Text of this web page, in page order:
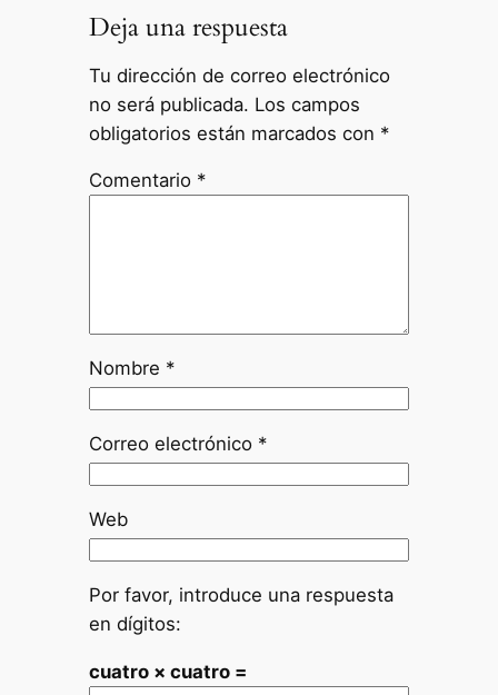
Deja una respuesta
Tu dirección de correo electrónico
no será publicada. Los campos
obligatorios están marcados con *
Comentario *
Nombre *
Correo electrónico *
Web
Por favor, introduce una respuesta
en dígitos:
cuatro × cuatro =